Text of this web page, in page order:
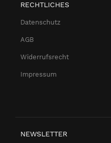
RECHTLICHES
Datenschutz
AGB
Widerrufsrecht
Impressum
NEWSLETTER